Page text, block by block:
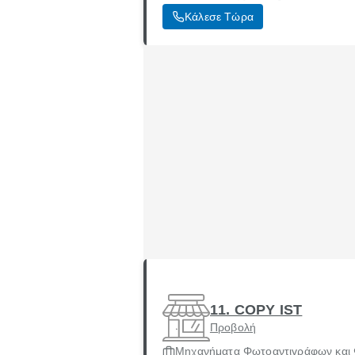
Κάλεσε Τώρα
11. COPY IST
Προβολή
Μηχανήματα Φωτοαντιγράφων